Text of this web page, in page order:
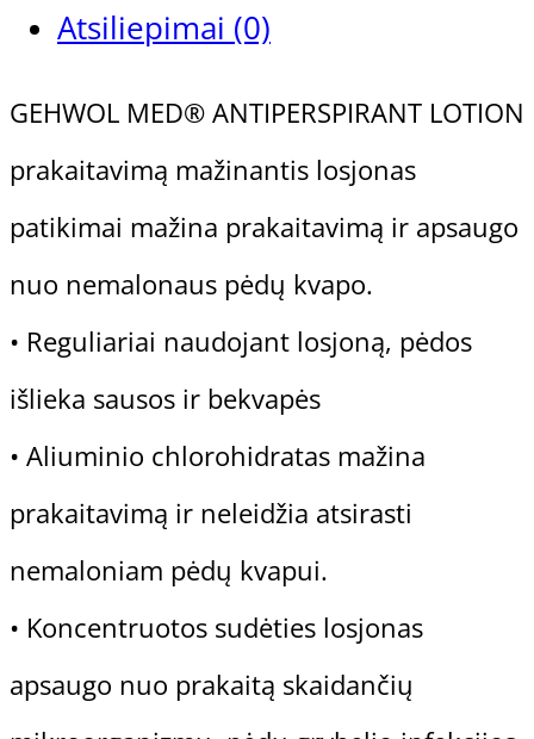
Atsiliepimai (0)
GEHWOL MED® ANTIPERSPIRANT LOTION
prakaitavimą mažinantis losjonas
patikimai mažina prakaitavimą ir apsaugo
nuo nemalonaus pėdų kvapo.
• Reguliariai naudojant losjoną, pėdos
išlieka sausos ir bekvapės
• Aliuminio chlorohidratas mažina
prakaitavimą ir neleidžia atsirasti
nemaloniam pėdų kvapui.
• Koncentruotos sudėties losjonas
apsaugo nuo prakaitą skaidančių